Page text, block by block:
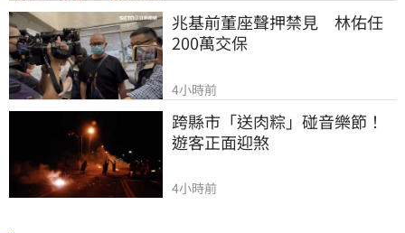
兆基前董座聲押禁見　林佑任
200萬交保
4小時前
跨縣市「送肉粽」碰音樂節！
遊客正面迎煞
4小時前